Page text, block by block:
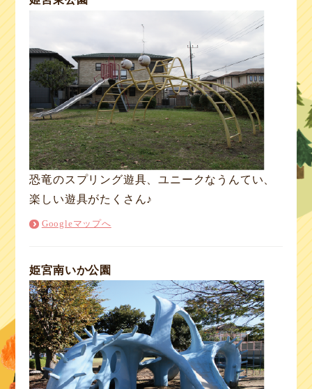
恐竜のスプリング遊具、ユニークなうんてい、
楽しい遊具がたくさん♪
Googleマップへ
姫宮南いか公園